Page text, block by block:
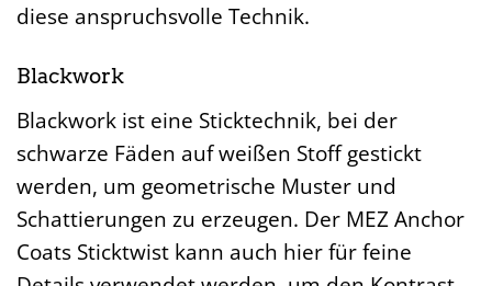
diese anspruchsvolle Technik.
Blackwork
Blackwork ist eine Sticktechnik, bei der
schwarze Fäden auf weißen Stoff gestickt
werden, um geometrische Muster und
Schattierungen zu erzeugen. Der MEZ Anchor
Coats Sticktwist kann auch hier für feine